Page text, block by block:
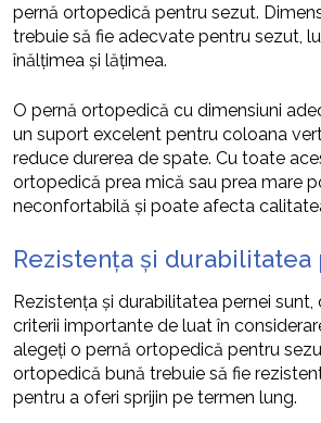
pernă ortopedică pentru sezut.
trebuie să fie adecvate pentru sezut,
înălțimea și lățimea.
O pernă ortopedică cu dimensiuni
un suport excelent pentru coloana
reduce durerea de spate. Cu toate
ortopedică prea mică sau prea mare
neconfortabilă și poate afecta
Rezistența și durabilitatea
Rezistența și durabilitatea pernei sunt,
criterii importante de luat în
alegeți o pernă ortopedică pentru
ortopedică bună trebuie să fie
pentru a oferi sprijin pe termen lung.